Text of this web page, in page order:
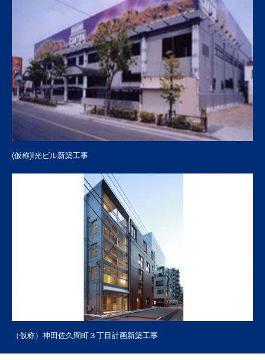
(仮称)I光ビル新築工事
（仮称）神田佐久間町３丁目計画新築工事